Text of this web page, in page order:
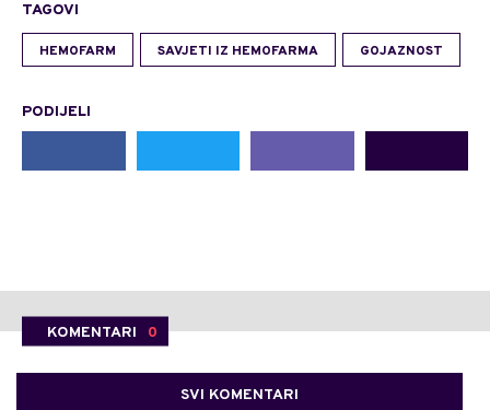
TAGOVI
HEMOFARM SAVJETI IZ HEMOFARMA GOJAZNOST
PODIJELI
KOMENTARI 0
SVI KOMENTARI